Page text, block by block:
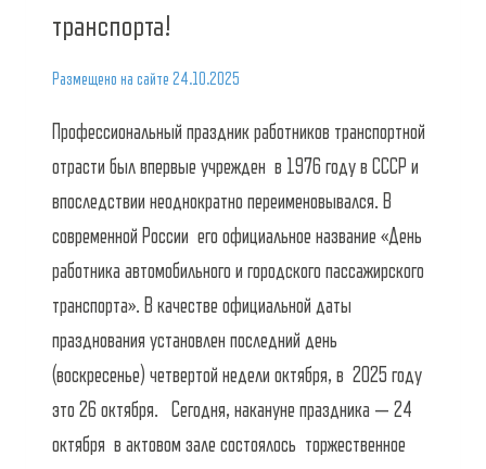
транспорта!
Размещено на сайте 24.10.2025
Профессиональный праздник работников транспортной
отрасти был впервые учрежден в 1976 году в СССР и
впоследствии неоднократно переименовывался. В
современной России его официальное название «День
работника автомобильного и городского пассажирского
транспорта». В качестве официальной даты
празднования установлен последний день
(воскресенье) четвертой недели октября, в 2025 году
это 26 октября. Сегодня, накануне праздника — 24
октября в актовом зале состоялось торжественное